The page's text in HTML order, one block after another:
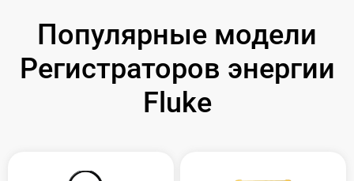
Популярные модели
Регистраторов энергии
Fluke